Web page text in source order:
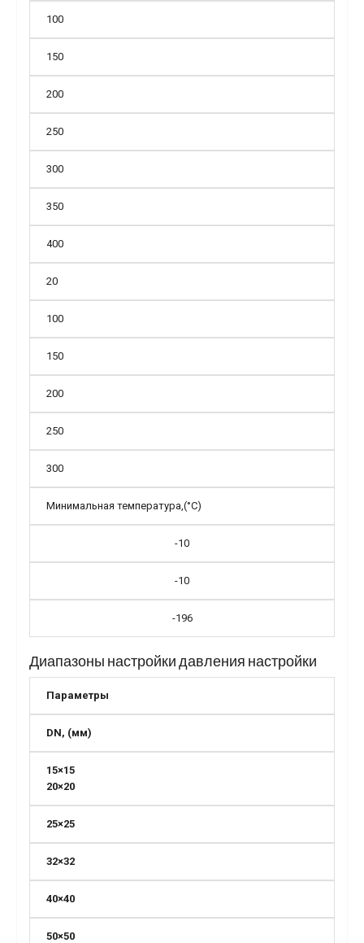
100
150
200
250
300
350
400
20
100
150
200
250
300
Минимальная температура,(°С)
-10
-10
-196
Диапазоны настройки давления настройки
Параметры
DN, (мм)
15×15
20×20
25×25
32×32
40×40
50×50